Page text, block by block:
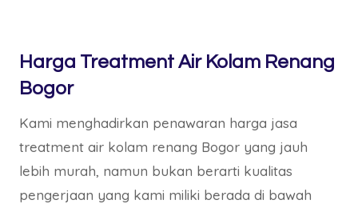
Harga Treatment Air Kolam Renang
Bogor
Kami menghadirkan penawaran harga jasa
treatment air kolam renang Bogor yang jauh
lebih murah, namun bukan berarti kualitas
pengerjaan yang kami miliki berada di bawah